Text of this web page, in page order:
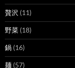
贅沢 (11)
野菜 (18)
鍋 (16)
麺 (57)